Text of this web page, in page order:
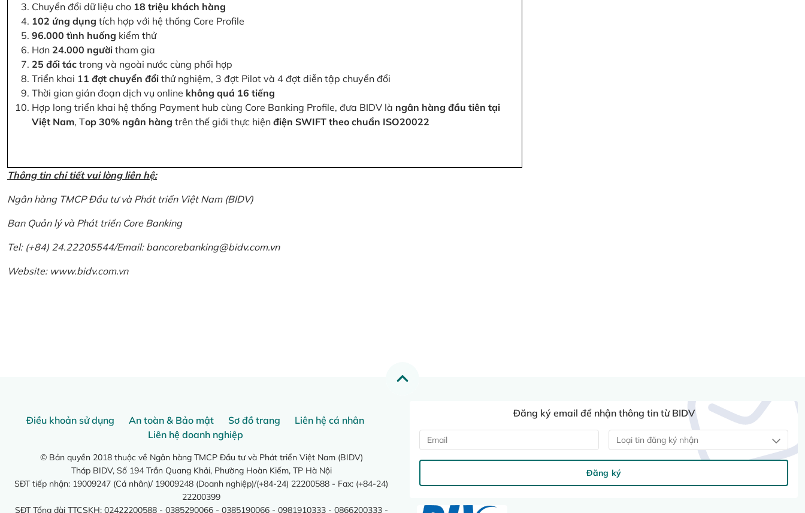
Chuyển đổi dữ liệu cho 18 triệu khách hàng
102 ứng dụng tích hợp với hệ thống Core Profile
96.000 tình huống kiểm thử
Hơn 24.000 người tham gia
25 đối tác trong và ngoài nước cùng phối hợp
Triển khai 11 đợt chuyển đổi thử nghiệm, 3 đợt Pilot và 4 đợt diễn tập chuyển đổi
Thời gian gián đoạn dịch vụ online không quá 16 tiếng
Hợp long triển khai hệ thống Payment hub cùng Core Banking Profile, đưa BIDV là ngân hàng đầu tiên tại
Việt Nam, Top 30% ngân hàng trên thế giới thực hiện điện SWIFT theo chuẩn ISO20022
Thông tin chi tiết vui lòng liên hệ:
Ngân hàng TMCP Đầu tư và Phát triển Việt Nam (BIDV)
Ban Quản lý và Phát triển Core Banking
Tel: (+84) 24.22205544/Email: bancorebanking@bidv.com.vn
Website: www.bidv.com.vn
Điều khoản sử dụng An toàn & Bảo mật Sơ đồ trang
Liên hệ cá nhân
Liên hệ doanh nghiệp
© Bản quyền 2018 thuộc về Ngân hàng TMCP Đầu tư và Phát triển Việt Nam (BIDV)
Tháp BIDV, Số 194 Trần Quang Khải, Phường Hoàn Kiếm, TP Hà Nội
SĐT tiếp nhận: 19009247 (Cá nhân)/ 19009248 (Doanh nghiệp)/(+84-24) 22200588 - Fax: (+84-24)
22200399
SĐT Tổng đài TTCSKH: 02422200588 - 0385290066 - 0385190066 - 0981910333 - 0866200333 -
Đăng ký email để nhận thông tin từ BIDV
Loại tin đăng ký nhận
Đăng ký